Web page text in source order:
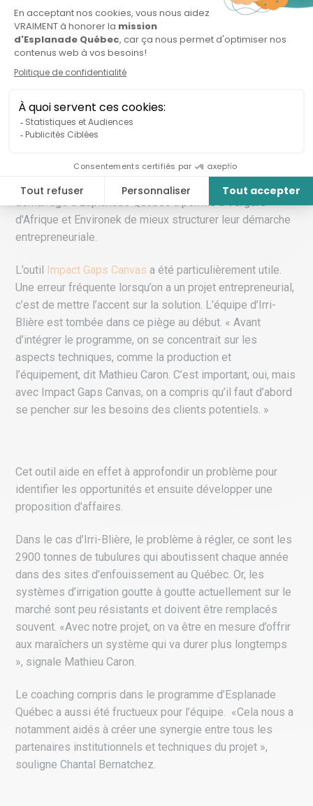
de 20 000 $ », indique Chantal Bernatchez.
Par ailleurs, ce projet de réemploi de vieilles tubulures
aura aussi un impact social puisque le Groupe Aptas est
limitations fonctionnelles.
Participer au programme Collision
pour les projets en
démarrage d’Esplanade Québec a permis à Vergers
d’Afrique et Environek de mieux structurer leur démarche
entrepreneuriale.
L’outil Impact Gaps Canvas a été particulièrement utile.
Une erreur fréquente lorsqu’on a un projet entrepreneurial,
c’est de mettre l’accent sur la solution. L’équipe d’Irri-
Blière est tombée dans ce piège au début. « Avant
d’intégrer le programme, on se concentrait sur les
aspects techniques, comme la production et
l’équipement, dit Mathieu Caron. C’est important, oui, mais
avec Impact Gaps Canvas, on a compris qu’il faut d’abord
se pencher sur les besoins des clients potentiels. »
Cet outil aide en effet à approfondir un problème pour
identifier les opportunités et ensuite développer une
proposition d’affaires.
Dans le cas d’Irri-Blière, le problème à régler, ce sont les
2900 tonnes de tubulures qui aboutissent chaque année
dans des sites d’enfouissement au Québec. Or, les
systèmes d’irrigation goutte à goutte actuellement sur le
marché sont peu résistants et doivent être remplacés
souvent. «Avec notre projet, on va être en mesure d’offrir
aux maraîchers un système qui va durer plus longtemps
», signale Mathieu Caron.
Le coaching compris dans le programme d’Esplanade
Québec a aussi été fructueux pour l’équipe. «Cela nous a
notamment aidés à créer une synergie entre tous les
partenaires institutionnels et techniques du projet »,
souligne Chantal Bernatchez.